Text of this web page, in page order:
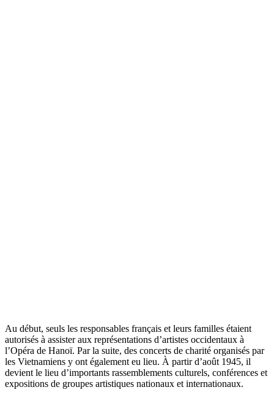
Au début, seuls les responsables français et leurs familles étaient
autorisés à assister aux représentations d’artistes occidentaux à
l’Opéra de Hanoï. Par la suite, des concerts de charité organisés par
les Vietnamiens y ont également eu lieu. À partir d’août 1945, il
devient le lieu d’importants rassemblements culturels, conférences et
expositions de groupes artistiques nationaux et internationaux.